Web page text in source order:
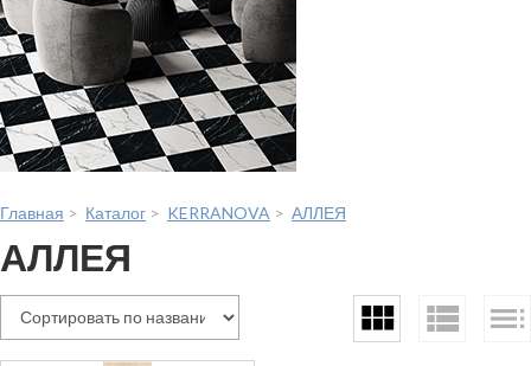
Главная > Каталог > KERRANOVA > АЛЛЕЯ
АЛЛЕЯ